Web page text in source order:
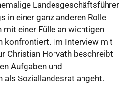
Landesgeschäftsführer
in einer ganz anderen Rolle
mit einer Fülle an wichtigen
konfrontiert. Im Interview mit
Christian Horvath beschreibt
Aufgaben und
als Soziallandesrat angeht.